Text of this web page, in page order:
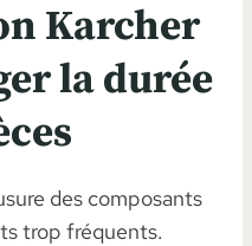
Karcher
la durée
des composants
trop fréquents.